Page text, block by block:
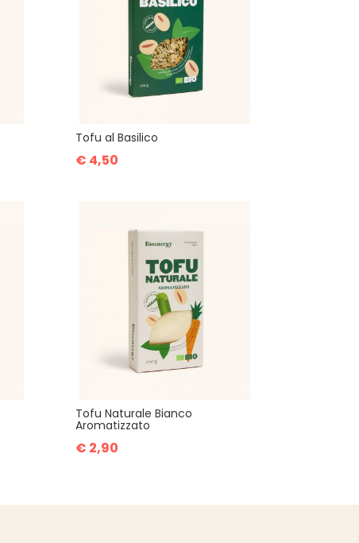
Tofu al Basilico
€ 4,50
Tofu Naturale Bianco
Aromatizzato
€ 2,90